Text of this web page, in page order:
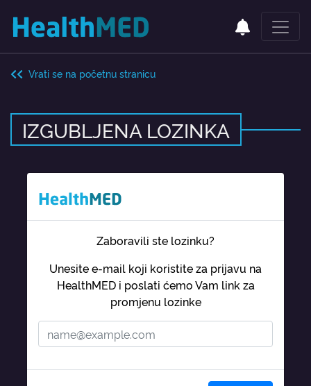
Vrati se na početnu stranicu
IZGUBLJENA LOZINKA
Zaboravili ste lozinku?
Unesite e-mail koji koristite za prijavu na
HealthMED i poslati ćemo Vam link za
promjenu lozinke